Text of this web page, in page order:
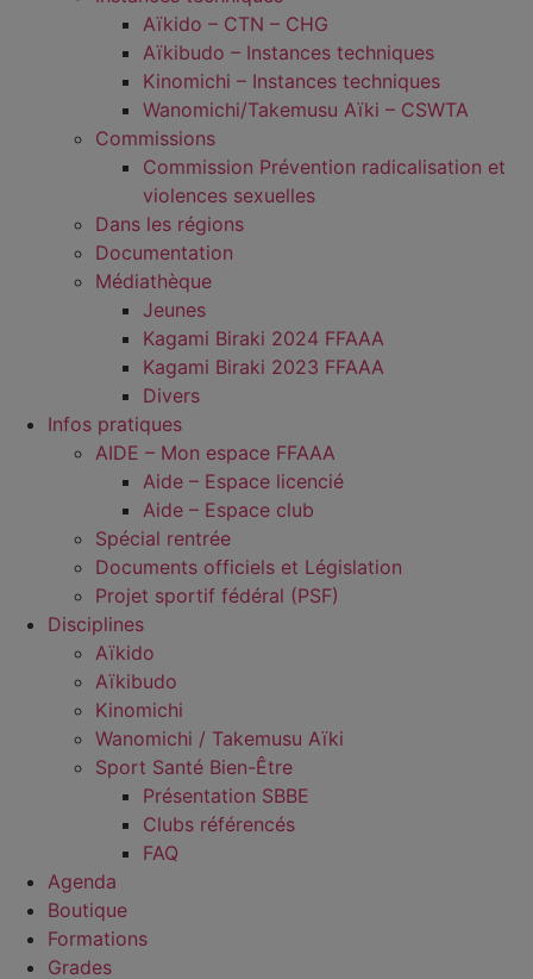
Aïkido – CTN – CHG
Aïkibudo – Instances techniques
Kinomichi – Instances techniques
Wanomichi/Takemusu Aïki – CSWTA
Commissions
Commission Prévention radicalisation et
violences sexuelles
Dans les régions
Documentation
Médiathèque
Jeunes
Kagami Biraki 2024 FFAAA
Kagami Biraki 2023 FFAAA
Divers
Infos pratiques
AIDE – Mon espace FFAAA
Aide – Espace licencié
Aide – Espace club
Spécial rentrée
Documents officiels et Législation
Projet sportif fédéral (PSF)
Disciplines
Aïkido
Aïkibudo
Kinomichi
Wanomichi / Takemusu Aïki
Sport Santé Bien-Être
Présentation SBBE
Clubs référencés
FAQ
Agenda
Boutique
Formations
Grades